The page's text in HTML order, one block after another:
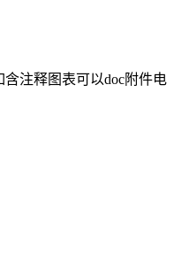
注释图表可以doc附件电